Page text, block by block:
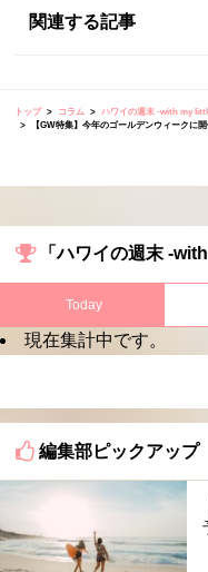
関連する記事
トップ コラム
ハワイの週末 -with my
【GW特集】今年のゴールデンウィークに
「ハワイの週末 -
Today
現在集計中です。
編集部ピックアップ